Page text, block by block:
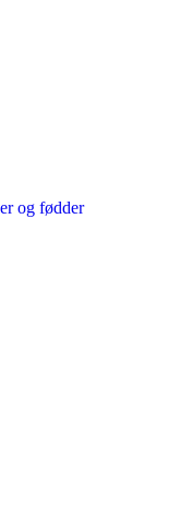
og fødder